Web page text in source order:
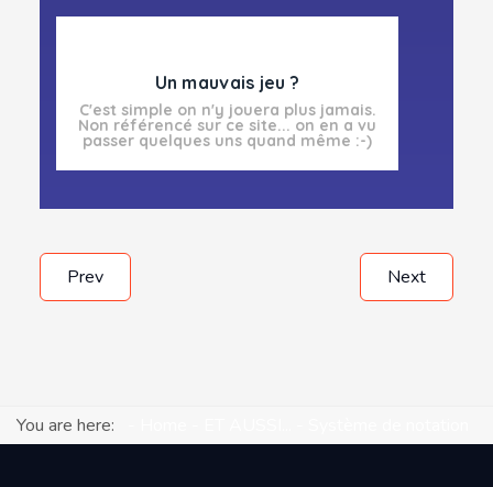
Un mauvais jeu ?
C'est simple on n'y jouera plus jamais.
Non référencé sur ce site... on en a vu
passer quelques uns quand même :-)
Prev Next
You are here: